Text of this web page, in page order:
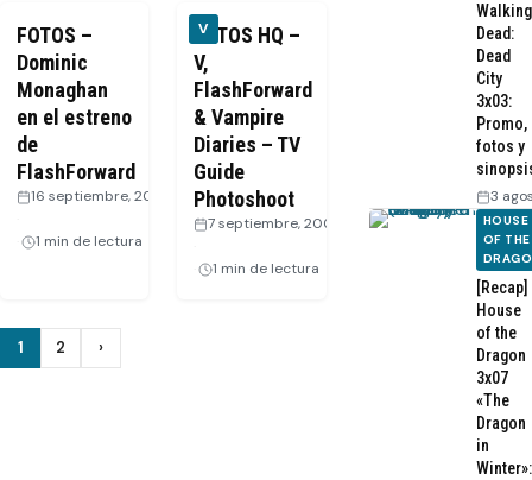
FOTOS –
Dominic
Monaghan
en el estreno
de
FlashForward
16 septiembre, 2009
1 min de lectura
V
FOTOS HQ –
V,
FlashForward
& Vampire
Diaries – TV
Guide
Photoshoot
7 septiembre, 2009
1 min de lectura
Paginación
1 2 ›
Walking
Dead:
Dead
City
3x03:
Promo,
fotos y
3
HOUSE
OF THE
[Recap]
House
of the
Dragon
3x07
«The
Dragon
in
Winter»: